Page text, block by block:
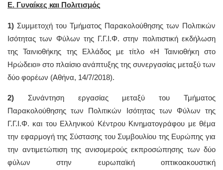
Ε. Γυναίκες και Πολιτισμός
1) Συμμετοχή του Τμήματος Παρακολούθησης των Πολιτικών
Ισότητας των Φύλων της Γ.Γ.Ι.Φ. στην πολιτιστική εκδήλωση
της Ταινιοθήκης της Ελλάδος με τίτλο «Η Ταινιοθήκη στο
Ηρώδειο» στο πλαίσιο ανάπτυξης της συνεργασίας μεταξύ των
δύο φορέων (Αθήνα, 14/7/2018).
2) Συνάντηση εργασίας μεταξύ του Τμήματος
Παρακολούθησης των Πολιτικών Ισότητας των Φύλων της
Γ.Γ.Ι.Φ. και του Ελληνικού Κέντρου Κινηματογράφου με θέμα
την εφαρμογή της Σύστασης του Συμβουλίου της Ευρώπης για
την αντιμετώπιση της ανισομερούς εκπροσώπησης των δύο
φύλων στην ευρωπαϊκή οπτικοακουστική